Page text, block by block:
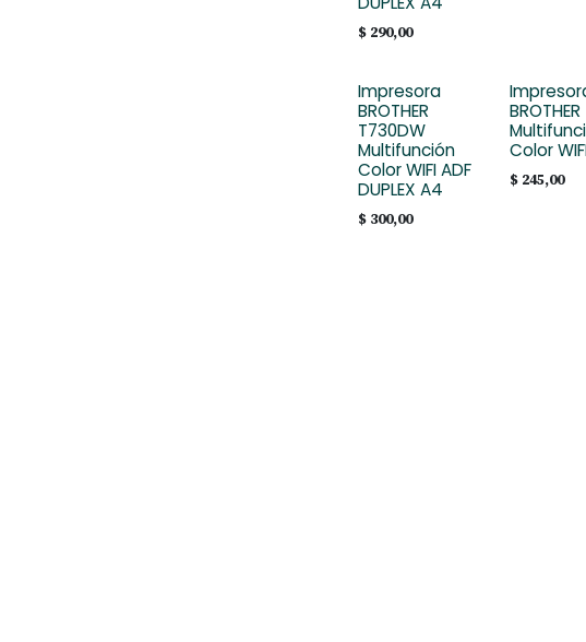
$ 290,00
Impresora
BROTHER
T730DW
Multifunción
Color WIFI ADF
DUPLEX A4
$ 300,00
Color
$ 245,00